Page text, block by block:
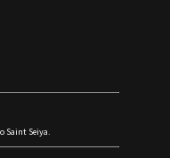
Saint Seiya.